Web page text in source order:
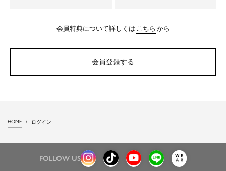
会員特典について詳しくは こちら から
会員登録する
HOME ログイン
FOLLOW US